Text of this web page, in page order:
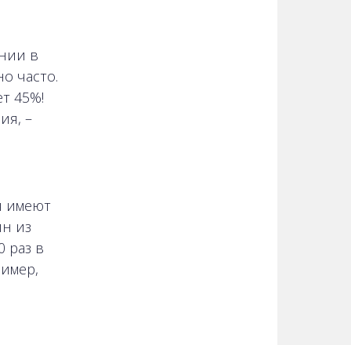
в
часто.
45%!
–
имеют
из
раз в